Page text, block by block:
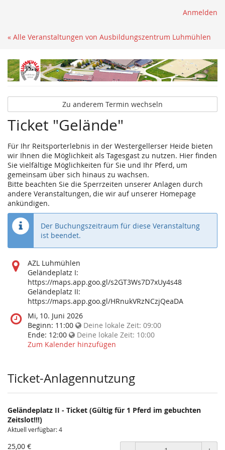
Anmelden
« Alle Veranstaltungen von Ausbildungszentrum Luhmühlen
Zu anderem Termin wechseln
Ticket "Gelände"
Für Ihr Reitsporterlebnis in der Westergellerser Heide bieten
wir Ihnen die Möglichkeit als Tagesgast zu nutzen. Hier finden
Sie vielfältige Möglichkeiten für Sie und Ihr Pferd, um
gemeinsam über sich hinaus zu wachsen.
Bitte beachten Sie die Sperrzeiten unserer Anlagen durch
andere Veranstaltungen, die wir auf unserer Homepage
ankündigen.
Der Buchungszeitraum für diese Veranstaltung
ist beendet.
Wo
findet
diese
Veranstaltung
statt?
AZL Luhmühlen
Geländeplatz I:
https://maps.app.goo.gl/s2GT3Ws7D7xUy4s48
Geländeplatz II:
https://maps.app.goo.gl/HRnukVRzNCzjQeaDA
Wann
findet
diese
Veranstaltung
Mi, 10. Juni 2026
Beginn: 11:00 Deine lokale Zeit: 09:00
Ende: 12:00 Deine lokale Zeit: 10:00
Zum Kalender hinzufügen
Ticket-Anlagennutzung
Geländeplatz II - Ticket (Gültig für 1 Pferd im gebuchten
Zeitslot!!!)
Aktuell verfügbar: 4
25,00 €